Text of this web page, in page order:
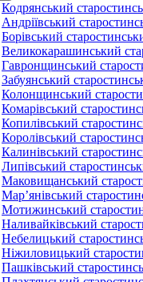
Кодрянський
Андріївський
Борівський
Великокарашинський
Гавронщинський
Забуянський
Колонщинський
Комарівський
Копилівський
Королівський
Калинівський
Липівський
Маковищанський
Мар’янівський
Мотижинський
Наливайківський
Небелицький
Ніжиловицький
Пашківський